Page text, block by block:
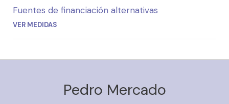
Fuentes de financiación alternativas
VER MEDIDAS
Pedro Mercado